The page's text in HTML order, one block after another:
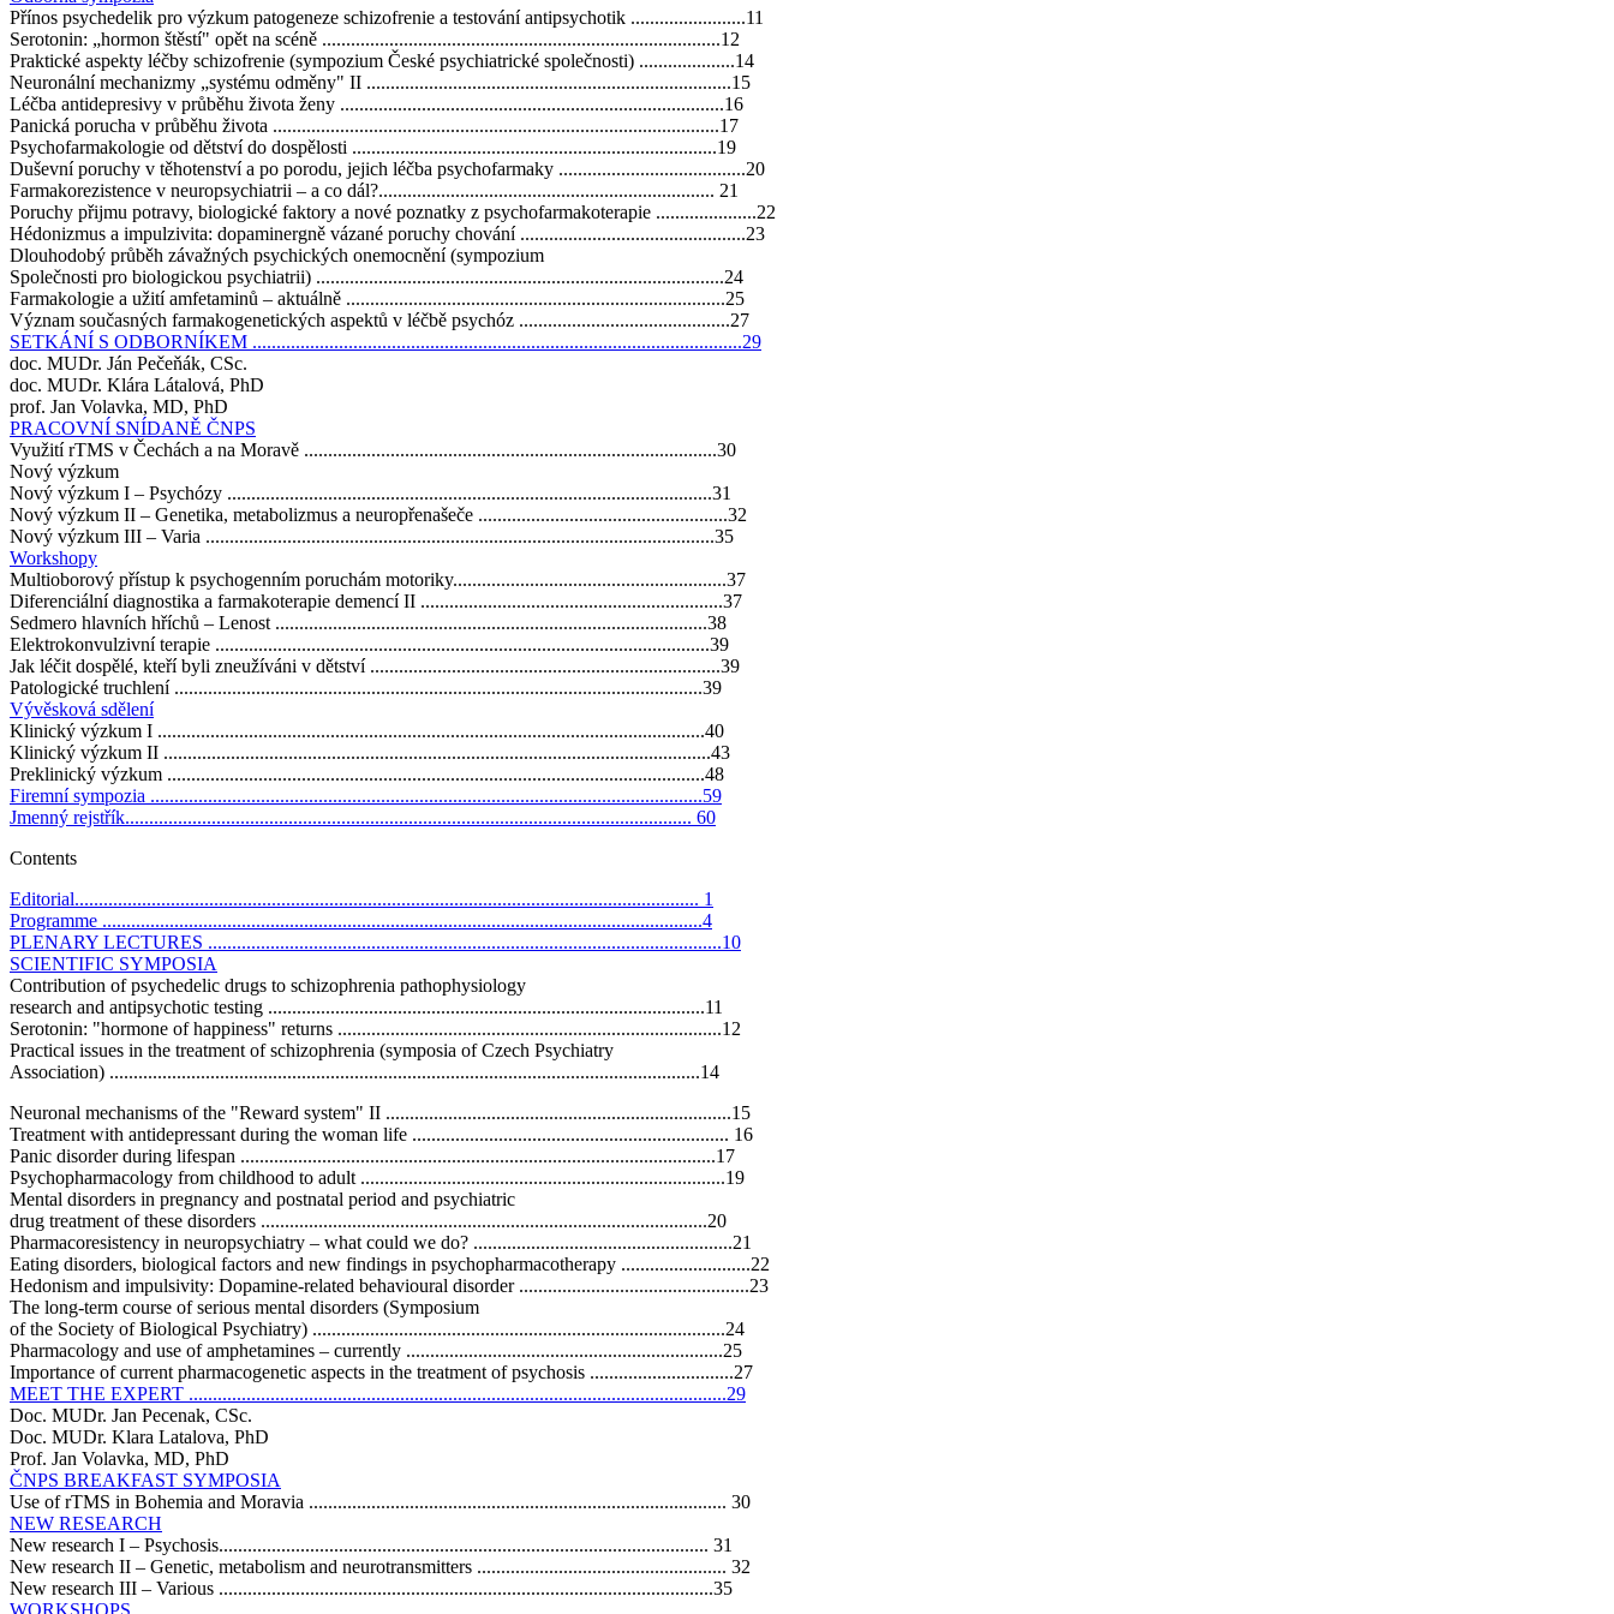
Přínos psychedelik pro výzkum patogeneze schizofrenie a testování antipsychotik ........................11
Serotonin: „hormon štěstí" opět na scéně ...................................................................................12
Praktické aspekty léčby schizofrenie (sympozium České psychiatrické společnosti) ....................14
Neuronální mechanizmy „systému odměny" II ............................................................................15
Léčba antidepresivy v průběhu života ženy ................................................................................16
Panická porucha v průběhu života .............................................................................................17
Psychofarmakologie od dětství do dospělosti ............................................................................19
Duševní poruchy v těhotenství a po porodu, jejich léčba psychofarmaky .......................................20
Farmakorezistence v neuropsychiatrii – a co dál?...................................................................... 21
Poruchy přijmu potravy, biologické faktory a nové poznatky z psychofarmakoterapie .....................22
Hédonizmus a impulzivita: dopaminergně vázané poruchy chování ...............................................23
Dlouhodobý průběh závažných psychických onemocnění (sympozium
Společnosti pro biologickou psychiatrii) .....................................................................................24
Farmakologie a užití amfetaminů – aktuálně ...............................................................................25
Význam současných farmakogenetických aspektů v léčbě psychóz ............................................27
SETKÁNÍ S ODBORNÍKEM ......................................................................................................29
doc. MUDr. Ján Pečeňák, CSc.
doc. MUDr. Klára Látalová, PhD
prof. Jan Volavka, MD, PhD
PRACOVNÍ SNÍDANĚ ČNPS
Využití rTMS v Čechách a na Moravě ......................................................................................30
Nový výzkum
Nový výzkum I – Psychózy .....................................................................................................31
Nový výzkum II – Genetika, metabolizmus a neuropřenašeče ....................................................32
Nový výzkum III – Varia ..........................................................................................................35
Workshopy
Multioborový přístup k psychogenním poruchám motoriky.........................................................37
Diferenciální diagnostika a farmakoterapie demencí II ...............................................................37
Sedmero hlavních hříchů – Lenost ..........................................................................................38
Elektrokonvulzivní terapie .......................................................................................................39
Jak léčit dospělé, kteří byli zneužíváni v dětství .........................................................................39
Patologické truchlení ..............................................................................................................39
Vývěsková sdělení
Klinický výzkum I ..................................................................................................................40
Klinický výzkum II ..................................................................................................................43
Preklinický výzkum ................................................................................................................48
Firemní sympozia ...................................................................................................................59
Jmenný rejstřík...................................................................................................................... 60
Contents
Editorial.................................................................................................................................. 1
Programme .............................................................................................................................4
PLENARY LECTURES ...........................................................................................................10
SCIENTIFIC SYMPOSIA
Contribution of psychedelic drugs to schizophrenia pathophysiology
research and antipsychotic testing ...........................................................................................11
Serotonin: "hormone of happiness" returns ................................................................................12
Practical issues in the treatment of schizophrenia (symposia of Czech Psychiatry
Association) ...........................................................................................................................14
Neuronal mechanisms of the "Reward system" II ........................................................................15
Treatment with antidepressant during the woman life .................................................................. 16
Panic disorder during lifespan ...................................................................................................17
Psychopharmacology from childhood to adult ............................................................................19
Mental disorders in pregnancy and postnatal period and psychiatric
drug treatment of these disorders .............................................................................................20
Pharmacoresistency in neuropsychiatry – what could we do? ......................................................21
Eating disorders, biological factors and new findings in psychopharmacotherapy ...........................22
Hedonism and impulsivity: Dopamine-related behavioural disorder ................................................23
The long-term course of serious mental disorders (Symposium
of the Society of Biological Psychiatry) ......................................................................................24
Pharmacology and use of amphetamines – currently ..................................................................25
Importance of current pharmacogenetic aspects in the treatment of psychosis ..............................27
MEET THE EXPERT ................................................................................................................29
Doc. MUDr. Jan Pecenak, CSc.
Doc. MUDr. Klara Latalova, PhD
Prof. Jan Volavka, MD, PhD
ČNPS BREAKFAST SYMPOSIA
Use of rTMS in Bohemia and Moravia ....................................................................................... 30
NEW RESEARCH
New research I – Psychosis...................................................................................................... 31
New research II – Genetic, metabolism and neurotransmitters .................................................... 32
New research III – Various .......................................................................................................35
WORKSHOPS